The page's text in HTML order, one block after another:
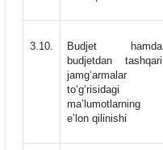
3.10.
Budjet hamda
budjetdan tashqari
jamg‘armalar
to‘g‘risidagi
maʼlumotlarning
eʼlon qilinishi